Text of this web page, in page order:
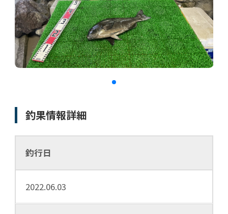
釣果情報詳細
釣行日
2022.06.03